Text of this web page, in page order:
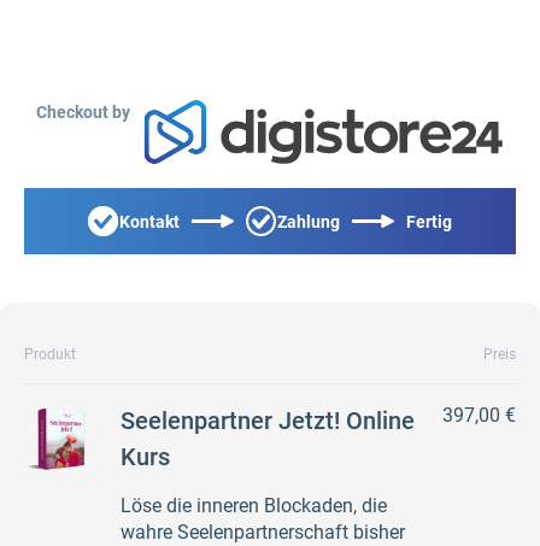
Checkout by
Kontakt Zahlung Fertig
Produkt Preis
Seelenpartner Jetzt! Online
Kurs
Löse die inneren Blockaden, die
wahre Seelenpartnerschaft bisher
397,00 €